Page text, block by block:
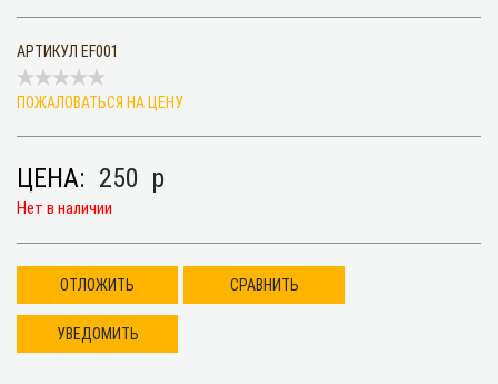
АРТИКУЛ EF001
ПОЖАЛОВАТЬСЯ НА ЦЕНУ
ЦЕНА: 250 p
Нет в наличии
ОТЛОЖИТЬ СРАВНИТЬ
УВЕДОМИТЬ